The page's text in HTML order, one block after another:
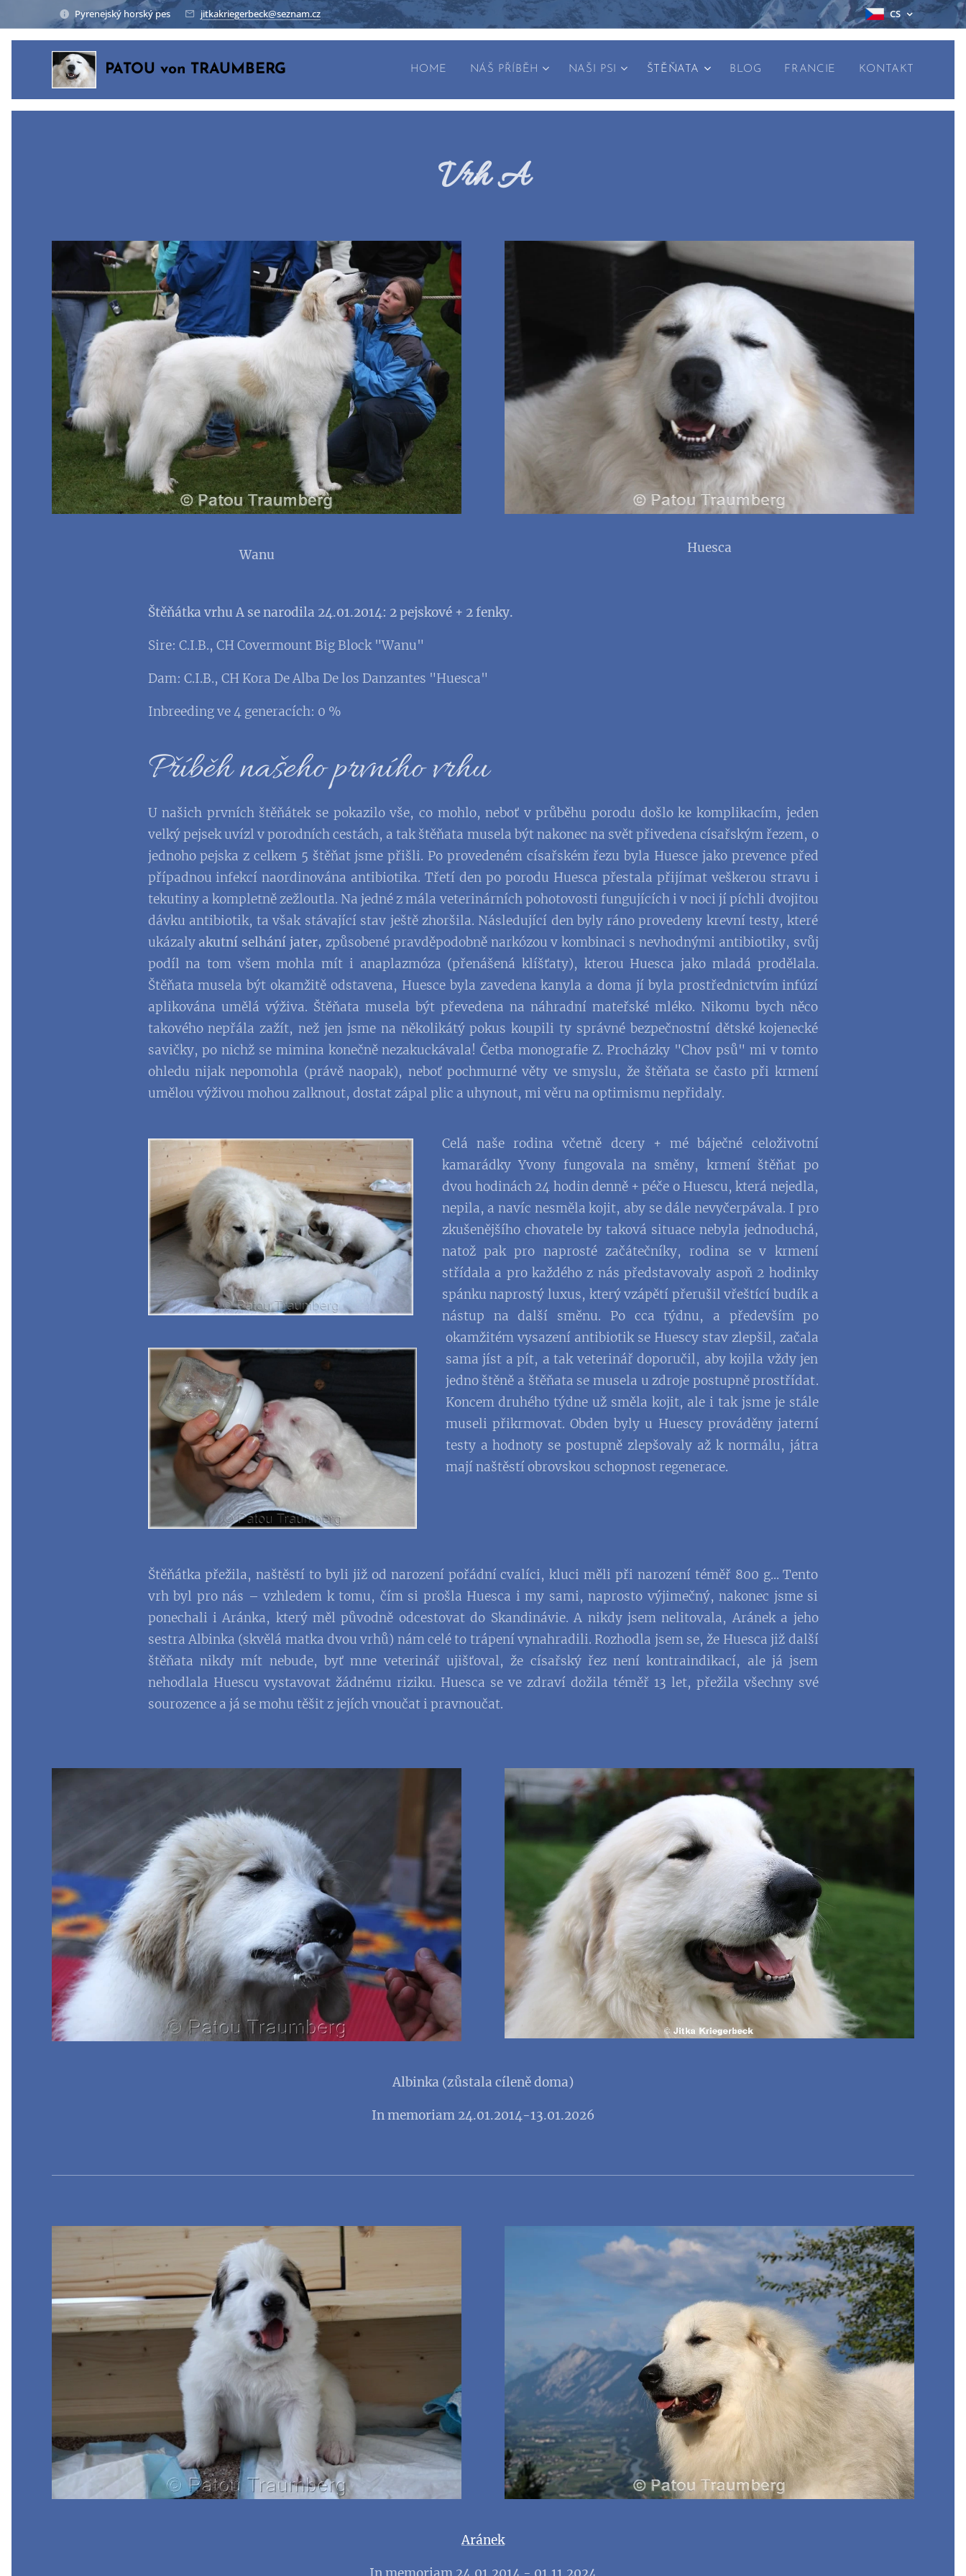
Pyrenejský horský pes jitkakriegerbeck@seznam.cz CS
PATOU von TRAUMBERG HOME NÁŠ PŘÍBĚH NAŠI PSI ŠTĚŇATA BLOG FRANCIE KONTAKT
Vrh A
Wanu Huesca
Štěňátka vrhu A se narodila 24.01.2014: 2 pejskové + 2 fenky.
Sire: C.I.B., CH Covermount Big Block "Wanu"
Dam: C.I.B., CH Kora De Alba De los Danzantes "Huesca"
Inbreeding ve 4 generacích: 0 %
Příběh našeho prvního vrhu
U našich prvních štěňátek se pokazilo vše, co mohlo, neboť v průběhu porodu došlo ke komplikacím, jeden
velký pejsek uvízl v porodních cestách, a tak štěňata musela být nakonec na svět přivedena císařským řezem, o
jednoho pejska z celkem 5 štěňat jsme přišli. Po provedeném císařském řezu byla Huesce jako prevence před
případnou infekcí naordinována antibiotika. Třetí den po porodu Huesca přestala přijímat veškerou stravu i
tekutiny a kompletně zežloutla. Na jedné z mála veterinárních pohotovosti fungujících i v noci jí píchli dvojitou
dávku antibiotik, ta však stávající stav ještě zhoršila. Následující den byly ráno provedeny krevní testy, které
ukázaly akutní selhání jater, způsobené pravděpodobně narkózou v kombinaci s nevhodnými antibiotiky, svůj
podíl na tom všem mohla mít i anaplazmóza (přenášená klíšťaty), kterou Huesca jako mladá prodělala.
Štěňata musela být okamžitě odstavena, Huesce byla zavedena kanyla a doma jí byla prostřednictvím infúzí
aplikována umělá výživa. Štěňata musela být převedena na náhradní mateřské mléko. Nikomu bych něco
takového nepřála zažít, než jen jsme na několikátý pokus koupili ty správné bezpečnostní dětské kojenecké
savičky, po nichž se mimina konečně nezakuckávala! Četba monografie Z. Procházky "Chov psů" mi v tomto
ohledu nijak nepomohla (právě naopak), neboť pochmurné věty ve smyslu, že štěňata se často při krmení
umělou výživou mohou zalknout, dostat zápal plic a uhynout, mi věru na optimismu nepřidaly.
Celá naše rodina včetně dcery + mé báječné celoživotní
kamarádky Yvony fungovala na směny, krmení štěňat po
dvou hodinách 24 hodin denně + péče o Huescu, která nejedla,
nepila, a navíc nesměla kojit, aby se dále nevyčerpávala. I pro
zkušenějšího chovatele by taková situace nebyla jednoduchá,
natož pak pro naprosté začátečníky, rodina se v krmení
střídala a pro každého z nás představovaly aspoň 2 hodinky
spánku naprostý luxus, který vzápětí přerušil vřeštící budík a
nástup na další směnu. Po cca týdnu, a především po
okamžitém vysazení antibiotik se Huescy stav zlepšil, začala
sama jíst a pít, a tak veterinář doporučil, aby kojila vždy jen
jedno štěně a štěňata se musela u zdroje postupně prostřídat.
Koncem druhého týdne už směla kojit, ale i tak jsme je stále
museli přikrmovat. Obden byly u Huescy prováděny jaterní
testy a hodnoty se postupně zlepšovaly až k normálu, játra
mají naštěstí obrovskou schopnost regenerace.
Štěňátka přežila, naštěstí to byli již od narození pořádní cvalíci, kluci měli při narození téměř 800 g... Tento
vrh byl pro nás – vzhledem k tomu, čím si prošla Huesca i my sami, naprosto výjimečný, nakonec jsme si
ponechali i Aránka, který měl původně odcestovat do Skandinávie. A nikdy jsem nelitovala, Aránek a jeho
sestra Albinka (skvělá matka dvou vrhů) nám celé to trápení vynahradili. Rozhodla jsem se, že Huesca již další
štěňata nikdy mít nebude, byť mne veterinář ujišťoval, že císařský řez není kontraindikací, ale já jsem
nehodlala Huescu vystavovat žádnému riziku. Huesca se ve zdraví dožila téměř 13 let, přežila všechny své
sourozence a já se mohu těšit z jejích vnoučat i pravnoučat.
Albinka (zůstala cíleně doma)
In memoriam 24.01.2014-13.01.2026
Aránek